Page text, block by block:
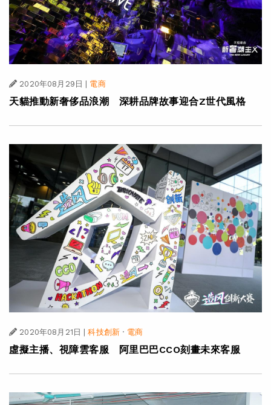
2020年08月29日 電商
天貓推動新奢侈品浪潮 深耕品牌故事迎合Z世代風格
2020年08月21日 科技創新 · 電商
虛擬主播、視障雲客服 阿里巴巴CCO刻畫未來客服